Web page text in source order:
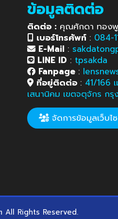
ข้อมูลติดต่อ
ติดต่อ : คุณศักดา ทอง
เบอร์โทรศัพท์ : 084-
E-Mail :
LINE ID : tpsakda
Fanpage :
ที่อยู่ติดต่อ : 41/166
เสนานิคม เขตจตุจักร ก
จัดการข้อมูลเว็บไ
All Rights Reserved.